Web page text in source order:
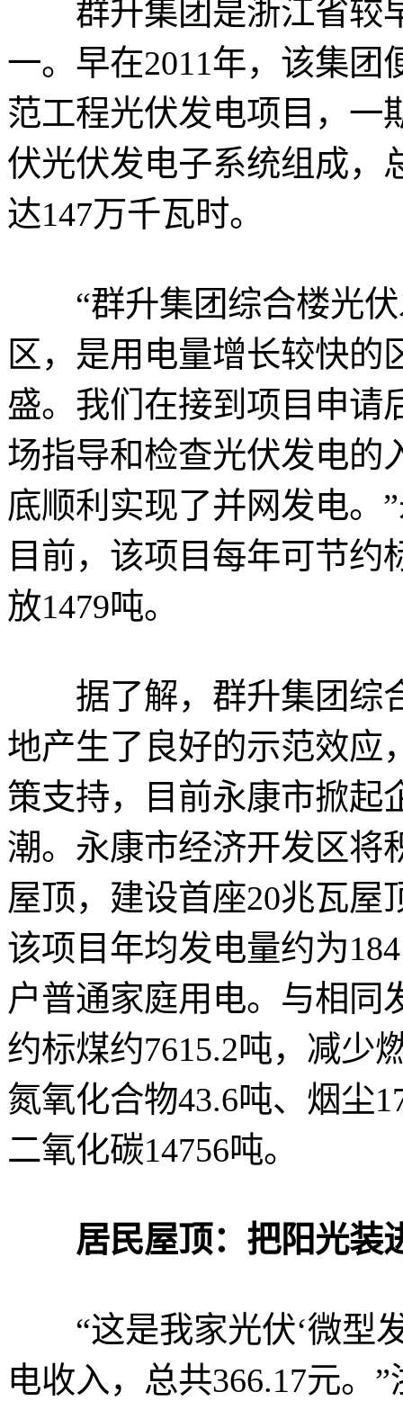
群升集团是浙江省较
一。早在2011年，该集团
范工程光伏发电项目，一
伏光伏发电子系统组成，
达147万千瓦时。
“群升集团综合楼光伏
区，是用电量增长较快
盛。我们在接到项目申请
场指导和检查光伏发电的
底顺利实现了并网发电。
目前，该项目每年可节约
放1479吨。
据了解，群升集团综
地产生了良好的示范效应
策支持，目前永康市掀起
潮。永康市经济开发区将
屋顶，建设首座20兆瓦屋
该项目年均发电量约为
户普通家庭用电。与相同
约标煤约7615.2吨，减少
氮氧化合物43.6吨、烟尘
二氧化碳14756吨。
居民屋顶：把阳光装
“这是我家光伏‘微型发
电收入，总共366.17元。